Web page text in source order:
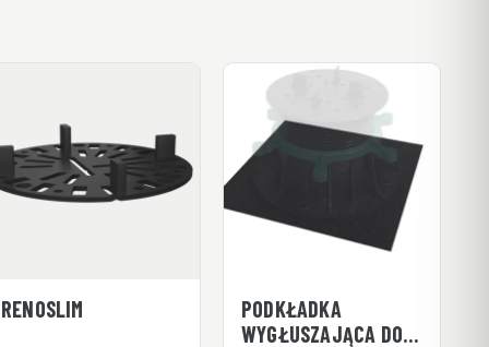
RENOSLIM
PODKŁADKA
WYGŁUSZAJĄCA DO